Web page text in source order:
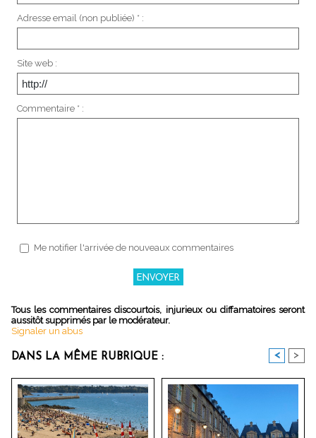
Adresse email (non publiée) * :
Site web :
Commentaire * :
Me notifier l'arrivée de nouveaux commentaires
Tous les commentaires discourtois, injurieux ou diffamatoires seront
aussitôt supprimés par le modérateur.
Signaler un abus
DANS LA MÊME RUBRIQUE : < >